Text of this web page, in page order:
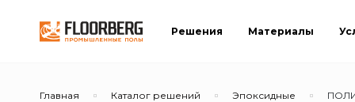
Решения Материалы
Главная Каталог решений Эпоксидные